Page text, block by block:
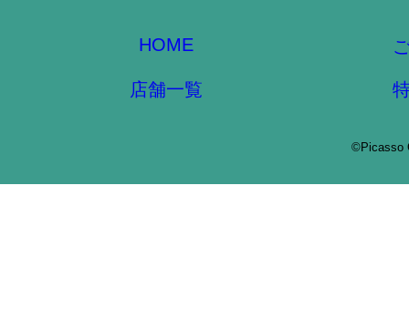
HOME
店舗一覧
©Picasso